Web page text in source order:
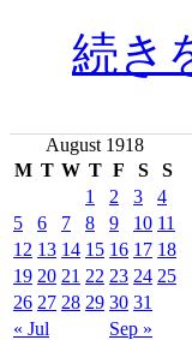
続き
August 1918
M T W T F S S
« Jul Sep »
1 2 3
4
5
6 7 8 9 10 11
12 13 14 15 16 17 18
19 20 21 22 23 24 25
26 27 28 29 30 31